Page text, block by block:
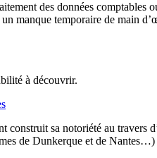
des données
manque temporaire de main
à découvrir.
sa notoriété au travers
de Dunkerque et de